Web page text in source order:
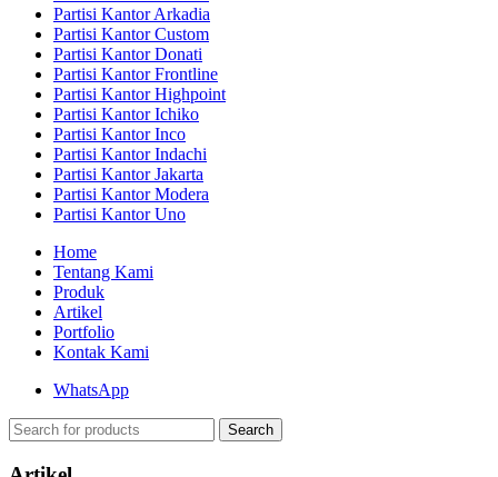
Partisi Kantor Arkadia
Partisi Kantor Custom
Partisi Kantor Donati
Partisi Kantor Frontline
Partisi Kantor Highpoint
Partisi Kantor Ichiko
Partisi Kantor Inco
Partisi Kantor Indachi
Partisi Kantor Jakarta
Partisi Kantor Modera
Partisi Kantor Uno
Home
Tentang Kami
Produk
Artikel
Portfolio
Kontak Kami
WhatsApp
Search